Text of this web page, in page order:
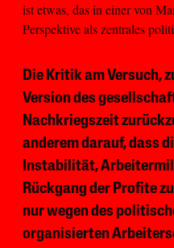
ist etwas, das in einer von
Perspektive als zentrales
Die Kritik am Versuch,
Version des
Nachkriegszeit
anderem darauf, dass
Instabilität,
Rückgang der Profite
nur wegen des
organisierten